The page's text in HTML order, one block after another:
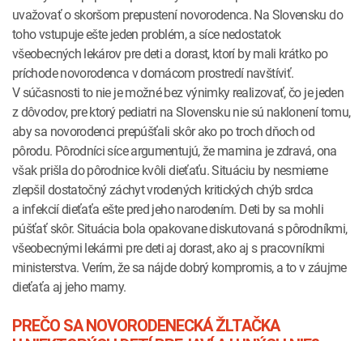
uvažovať o skoršom prepustení novorodenca. Na Slovensku do
toho vstupuje ešte jeden problém, a síce nedostatok
všeobecných lekárov pre deti a dorast, ktorí by mali krátko po
príchode novorodenca v domácom prostredí navštíviť.
V súčasnosti to nie je možné bez výnimky realizovať, čo je jeden
z dôvodov, pre ktorý pediatri na Slovensku nie sú naklonení tomu,
aby sa novorodenci prepúšťali skôr ako po troch dňoch od
pôrodu. Pôrodníci síce argumentujú, že mamina je zdravá, ona
však prišla do pôrodnice kvôli dieťaťu. Situáciu by nesmierne
zlepšil dostatočný záchyt vrodených kritických chýb srdca
a infekcií dieťaťa ešte pred jeho narodením. Deti by sa mohli
púšťať skôr. Situácia bola opakovane diskutovaná s pôrodníkmi,
všeobecnými lekármi pre deti aj dorast, ako aj s pracovníkmi
ministerstva. Verím, že sa nájde dobrý kompromis, a to v záujme
dieťaťa aj jeho mamy.
PREČO SA NOVORODENECKÁ ŽLTAČKA